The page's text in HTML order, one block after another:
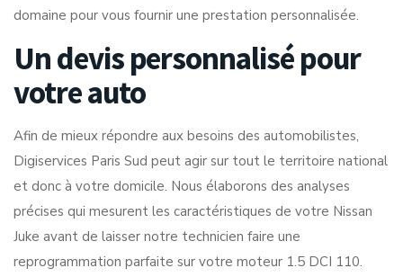
domaine pour vous fournir une prestation personnalisée.
Un devis personnalisé pour
votre auto
Afin de mieux répondre aux besoins des automobilistes,
Digiservices Paris Sud peut agir sur tout le territoire national
et donc à votre domicile. Nous élaborons des analyses
précises qui mesurent les caractéristiques de votre Nissan
Juke avant de laisser notre technicien faire une
reprogrammation parfaite sur votre moteur 1.5 DCI 110.